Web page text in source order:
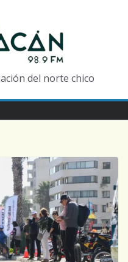
del norte chico